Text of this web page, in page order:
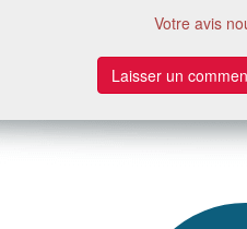
Votre avis
Laisser un